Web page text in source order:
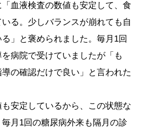
血液検査の数値も安定して、食
る。少しバランスが崩れても自
」と褒められました。毎月1回
病院で受けていましたが「も
の確認だけで良い」と言われた
安定しているから、この状態な
月1回の糖尿病外来も隔月の診